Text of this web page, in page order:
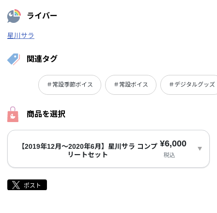
ライバー
星川サラ
関連タグ
＃常設季節ボイス ＃常設ボイス ＃デジタルグッズ
商品を選択
【2019年12月～2020年6月】星川サラ コンプ
リートセット
¥6,000
税込